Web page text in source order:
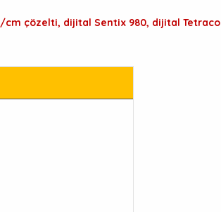
cm çözelti, dijital Sentix 980, dijital